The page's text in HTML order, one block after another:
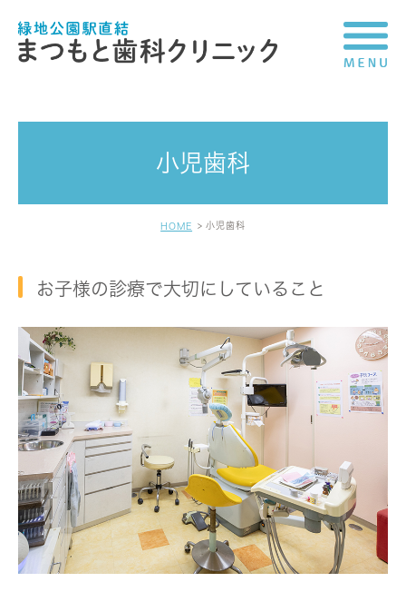
小児歯科
HOME 小児歯科
お子様の診療で大切にしていること